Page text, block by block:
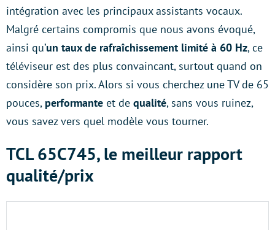
intégration avec les principaux assistants vocaux.
Malgré certains compromis que nous avons évoqué,
ainsi qu’un taux de rafraîchissement limité à 60 Hz, ce
téléviseur est des plus convaincant, surtout quand on
considère son prix. Alors si vous cherchez une TV de 65
pouces, performante et de qualité, sans vous ruinez,
vous savez vers quel modèle vous tourner.
TCL 65C745, le meilleur rapport
qualité/prix